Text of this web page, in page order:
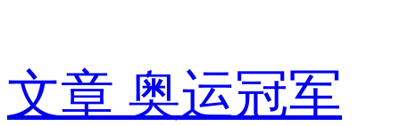
文章 奥运冠军